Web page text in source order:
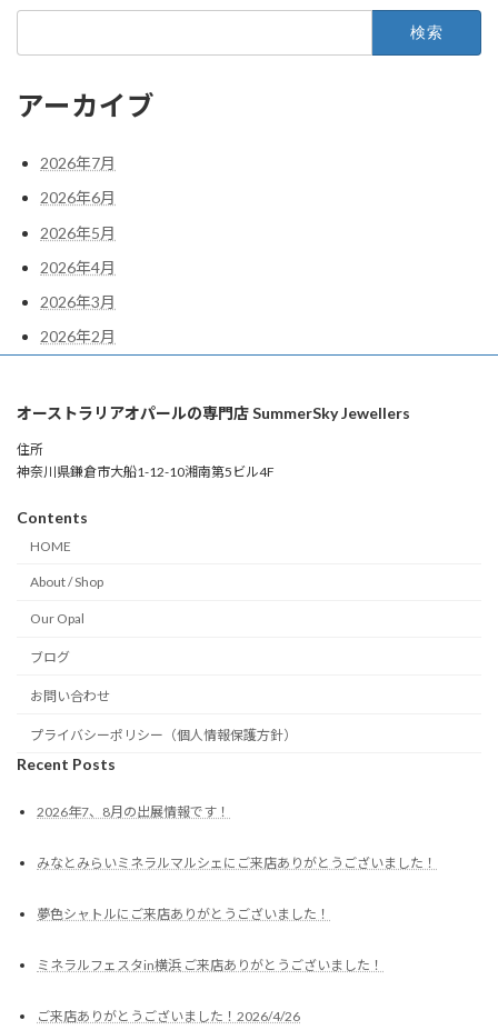
アーカイブ
2026年7月
2026年6月
2026年5月
2026年4月
2026年3月
2026年2月
オーストラリアオパールの専門店 SummerSky Jewellers
住所
神奈川県鎌倉市大船1-12-10湘南第5ビル4F
Contents
HOME
About / Shop
Our Opal
ブログ
お問い合わせ
プライバシーポリシー（個人情報保護方針）
Recent Posts
2026年7、8月の出展情報です！
みなとみらいミネラルマルシェにご来店ありがとうございました！
夢色シャトルにご来店ありがとうございました！
ミネラルフェスタin横浜 ご来店ありがとうございました！
ご来店ありがとうございました！2026/4/26